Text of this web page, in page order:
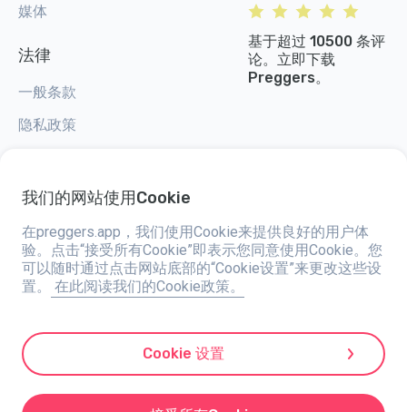
媒体
法律
一般条款
隐私政策
基于超过 10500 条评
论。立即下载
Preggers。
Preggers，由总部位于瑞典的应用程序工作室Stroller AB于2017年创建，旨
在简化全球准父母和新父母的育儿生活。通过一个多元化的团队和与专家的合
作，他们开发了易于使用的应用程序，已有超过两百万人使用。Preggers提
供独特的3D体验，为每个孕期阶段提供量身定制的更新、建议和工具。它还
市场中排名靠前，是一个值得信赖的资源。Stroller AB致力于创新并扩展其产
品，以满足父母不断变化的需求。
Preggers是Stroller AB的注册商标，Kivra：559106-0909，106 31 斯德哥尔
摩，瑞典。
我们的网站使用Cookie
在preggers.app，我们使用Cookie来提供良好的用户体
验。点击“接受所有Cookie”即表示您同意使用Cookie。您
可以随时通过点击网站底部的“Cookie设置”来更改这些设
置。
在此阅读我们的Cookie政策。
Cookie 设置